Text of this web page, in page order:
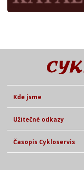
Kde jsme
Užitečné odkazy
Časopis Cykloservis